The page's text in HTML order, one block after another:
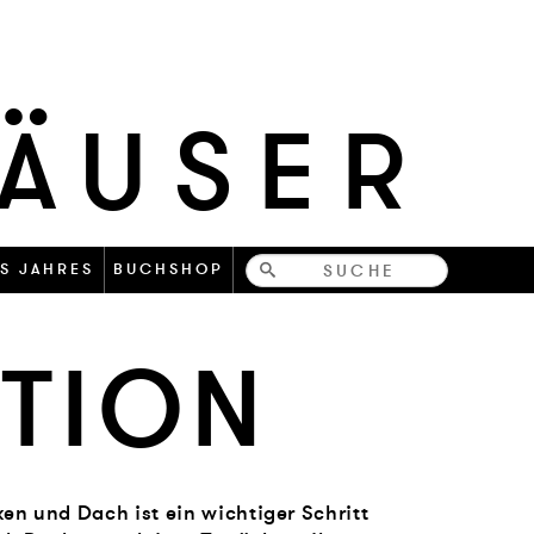
JAHRES BUCHSHOP Bücher-
und Dach ist ein wichtiger Schritt